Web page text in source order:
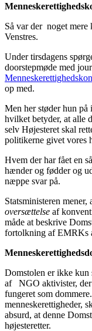
Så var der noget mere
Venstres.
Under tirsdagens
doorstepmøde med
op med.
Men her støder hun
hvilket betyder, at alle
selv Højesteret skal
politikerne givet vores
Hvem der har fået en
hænder og fødder og
næppe svar på.
Statsministeren mener,
oversættelse af
måde at beskrive
fortolkning af EMRKs
Domstolen er ikke kun
af NGO aktivister,
fungeret som
menneskerettigheder,
absurd, at denne
højesteretter.